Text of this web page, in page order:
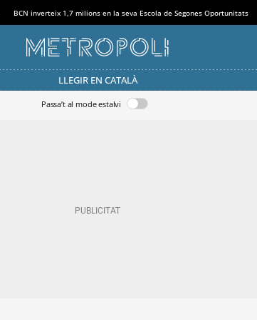
BCN inverteix 1,7 milions en la seva Escola de Segones Oportunitats
LLEGIR EN CATALÀ
Passa’t al mode estalvi